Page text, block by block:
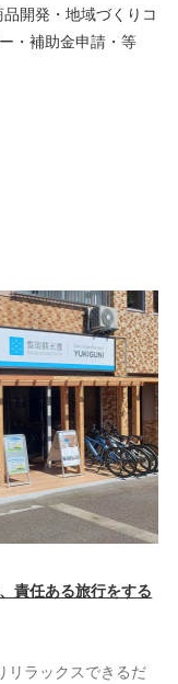
開発・地域づくりコ
・補助金申請・等
責任ある旅行をする
リラックスできるだ